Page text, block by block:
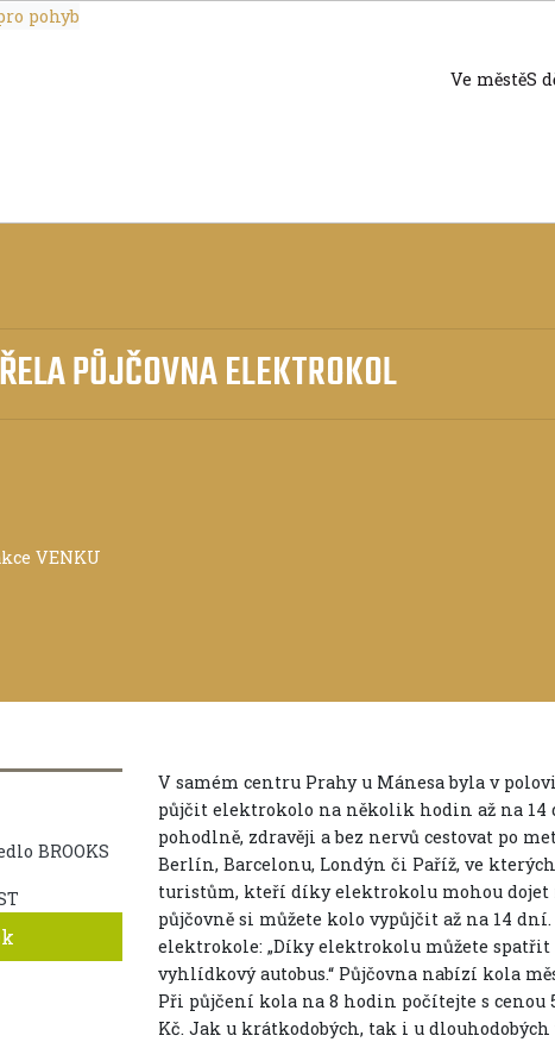
Ve městěS
PŮJČOVNA ELEKTROKOL
BROOKS
V samém centru Prahy u Mánesa byla v
půjčit elektrokolo na několik hodin až na 14
pohodlně, zdravěji a bez nervů cestovat po
Berlín, Barcelonu, Londýn či Paříž, ve
turistům, kteří díky elektrokolu mohou dojet
půjčovně si můžete kolo vypůjčit až na 14
elektrokole: „Díky elektrokolu můžete
vyhlídkový autobus.“ Půjčovna nabízí kola
Při půjčení kola na 8 hodin počítejte s cenou
Kč. Jak u krátkodobých, tak i u